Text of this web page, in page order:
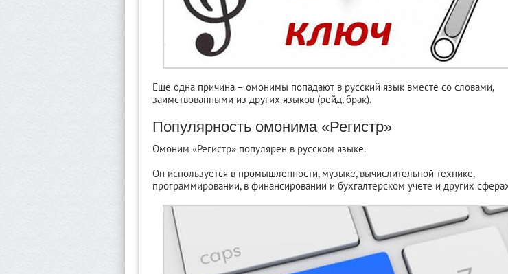
Еще одна причина – омонимы попадают в русский язык вместе со словами,
заимствованными из других языков (рейд, брак).
Популярность омонима «Регистр»
Омоним «Регистр» популярен в русском языке.
Он используется в промышленности, музыке, вычислительной технике,
программировании, в финансировании и бухгалтерском учете и других